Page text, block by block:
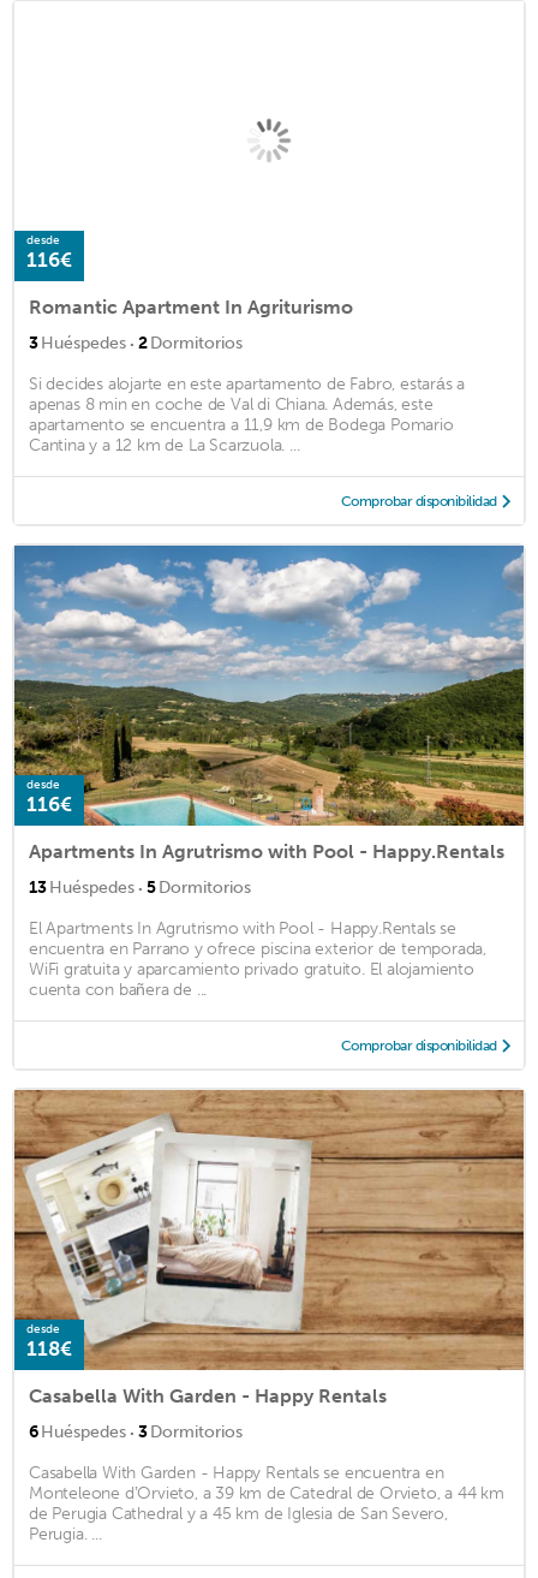
desde
116€
Romantic Apartment In Agriturismo
3Huéspedes · 2Dormitorios
Si decides alojarte en este apartamento de Fabro, estarás a
apenas 8 min en coche de Val di Chiana. Además, este
apartamento se encuentra a 11,9 km de Bodega Pomario
Cantina y a 12 km de La Scarzuola. ...
Comprobar disponibilidad
desde
116€
Apartments In Agrutrismo with Pool - Happy.Rentals
13Huéspedes · 5Dormitorios
El Apartments In Agrutrismo with Pool - Happy.Rentals se
encuentra en Parrano y ofrece piscina exterior de temporada,
WiFi gratuita y aparcamiento privado gratuito. El alojamiento
cuenta con bañera de ...
Comprobar disponibilidad
desde
118€
Casabella With Garden - Happy Rentals
6Huéspedes · 3Dormitorios
Casabella With Garden - Happy Rentals se encuentra en
Monteleone dʼOrvieto, a 39 km de Catedral de Orvieto, a 44 km
de Perugia Cathedral y a 45 km de Iglesia de San Severo,
Perugia. ...